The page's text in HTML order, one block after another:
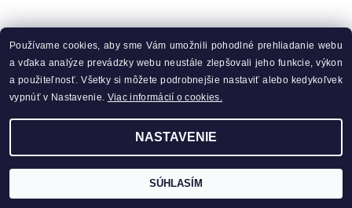
Používame cookies, aby sme Vám umožnili pohodlné prehliadanie webu
a vďaka analýze prevádzky webu neustále zlepšovali jeho funkcie, výkon
a použiteľnosť. Všetky si môžete podrobnejšie nastaviť alebo kedykoľvek
vypnúť v Nastavenie. Viac informácií o cookies.
NASTAVENIE
SÚHLASÍM